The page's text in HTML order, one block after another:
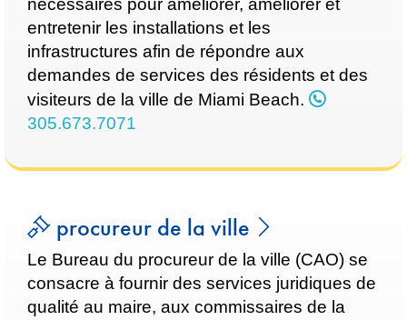
nécessaires pour améliorer, améliorer et
entretenir les installations et les
infrastructures afin de répondre aux
demandes de services des résidents et des
visiteurs de la ville de Miami Beach.
305.673.7071
procureur de la ville
Le Bureau du procureur de la ville (CAO) se
consacre à fournir des services juridiques de
qualité au maire, aux commissaires de la